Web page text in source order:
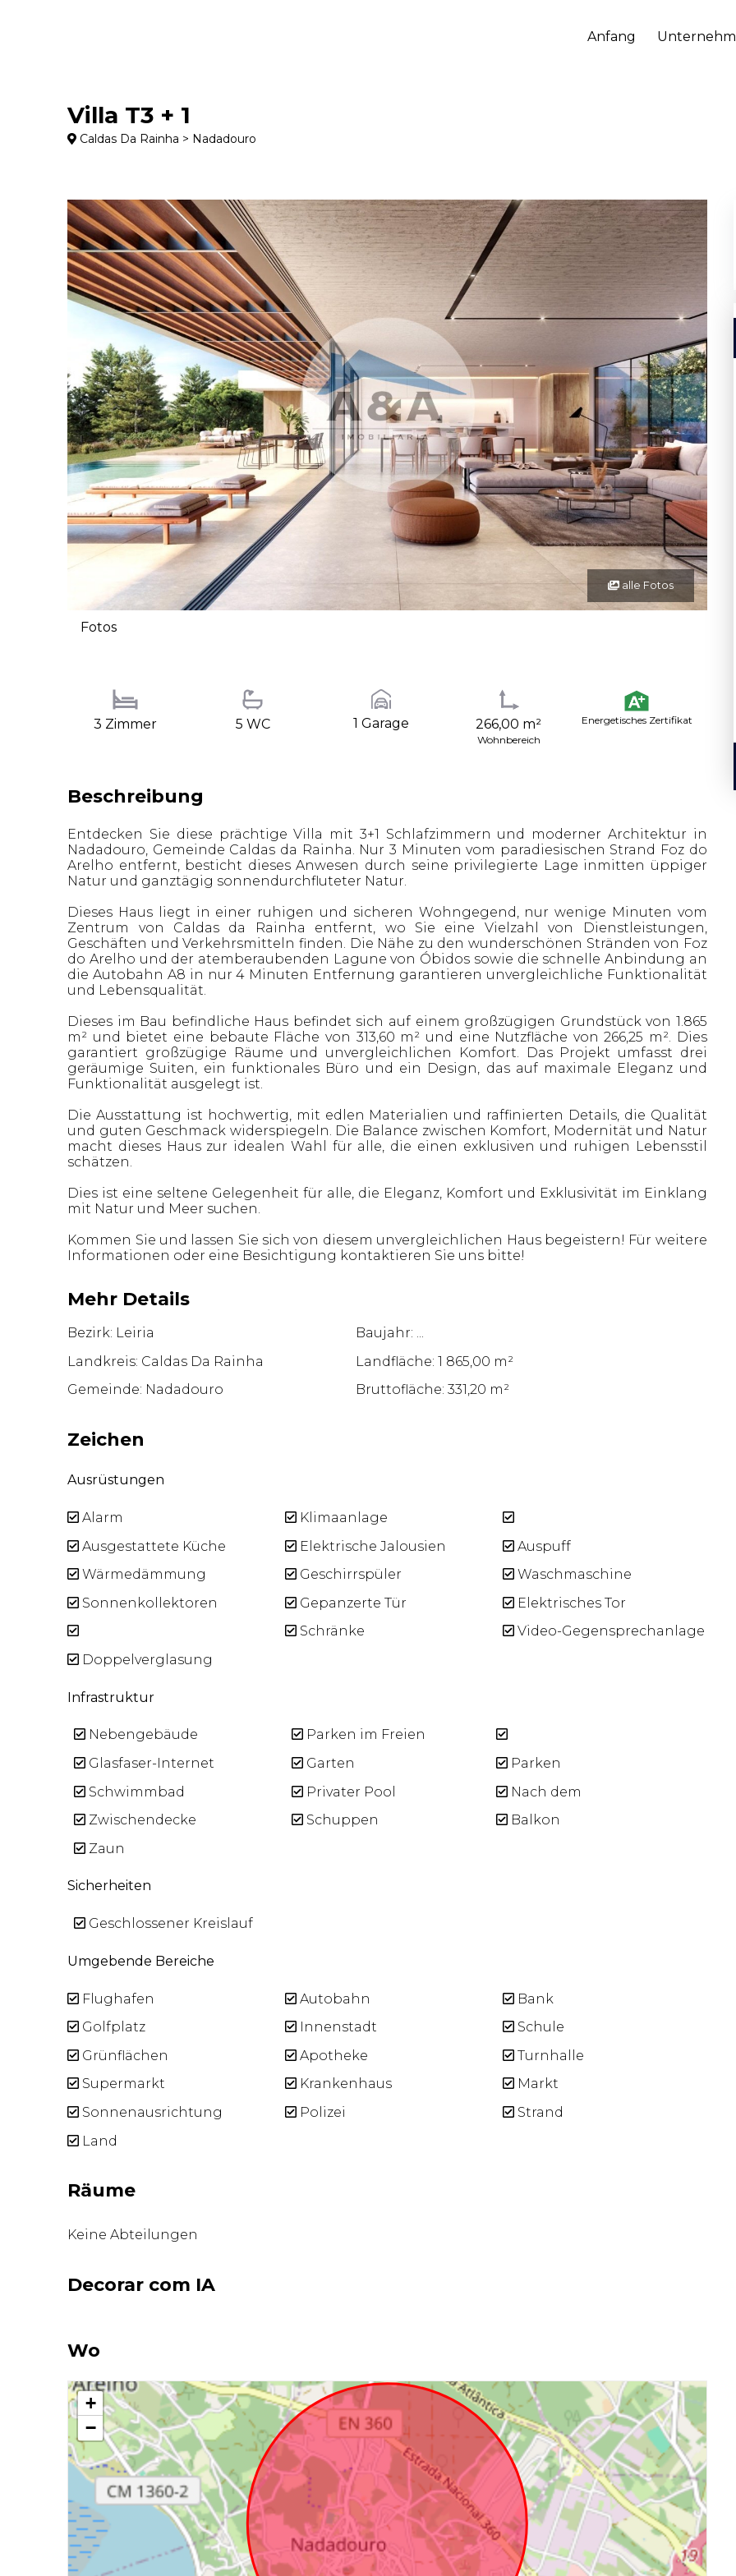
Anfang
Villa T3 + 1
Caldas Da Rainha > Nadadouro
alle Fotos
Fotos
3 Zimmer 5 WC 1 Garage 266,00 m²
Wohnbereich
Energetisches Zertifikat
Beschreibung
Entdecken Sie diese prächtige Villa mit 3+1 Schlafzimmern und moderner Architektur in
Nadadouro, Gemeinde Caldas da Rainha. Nur 3 Minuten vom paradiesischen Strand Foz do
Arelho entfernt, besticht dieses Anwesen durch seine privilegierte Lage inmitten üppiger
Natur und ganztägig sonnendurchfluteter Natur.
Dieses Haus liegt in einer ruhigen und sicheren Wohngegend, nur wenige Minuten vom
Zentrum von Caldas da Rainha entfernt, wo Sie eine Vielzahl von Dienstleistungen,
Geschäften und Verkehrsmitteln finden. Die Nähe zu den wunderschönen Stränden von Foz
do Arelho und der atemberaubenden Lagune von Óbidos sowie die schnelle Anbindung an
die Autobahn A8 in nur 4 Minuten Entfernung garantieren unvergleichliche Funktionalität
und Lebensqualität.
Dieses im Bau befindliche Haus befindet sich auf einem großzügigen Grundstück von 1.865
m² und bietet eine bebaute Fläche von 313,60 m² und eine Nutzfläche von 266,25 m². Dies
garantiert großzügige Räume und unvergleichlichen Komfort. Das Projekt umfasst drei
geräumige Suiten, ein funktionales Büro und ein Design, das auf maximale Eleganz und
Funktionalität ausgelegt ist.
Die Ausstattung ist hochwertig, mit edlen Materialien und raffinierten Details, die Qualität
und guten Geschmack widerspiegeln. Die Balance zwischen Komfort, Modernität und Natur
macht dieses Haus zur idealen Wahl für alle, die einen exklusiven und ruhigen Lebensstil
schätzen.
Dies ist eine seltene Gelegenheit für alle, die Eleganz, Komfort und Exklusivität im Einklang
mit Natur und Meer suchen.
Kommen Sie und lassen Sie sich von diesem unvergleichlichen Haus begeistern! Für weitere
Informationen oder eine Besichtigung kontaktieren Sie uns bitte!
Mehr Details
Bezirk: Leiria
Baujahr: ...
Landkreis: Caldas Da Rainha
Landfläche: 1 865,00 m²
Gemeinde: Nadadouro
Bruttofläche: 331,20 m²
Zeichen
Ausrüstungen
Alarm
Klimaanlage
Ausgestattete Küche
Elektrische Jalousien
Auspuff
Wärmedämmung
Geschirrspüler
Waschmaschine
Sonnenkollektoren
Gepanzerte Tür
Elektrisches Tor
Schränke
Video-Gegensprechanlage
Doppelverglasung
Infrastruktur
Nebengebäude
Parken im Freien
Glasfaser-Internet
Garten
Parken
Schwimmbad
Privater Pool
Nach dem
Zwischendecke
Schuppen
Balkon
Zaun
Sicherheiten
Geschlossener Kreislauf
Umgebende Bereiche
Flughafen Autobahn
Bank
Golfplatz
Innenstadt
Schule
Grünflächen
Apotheke
Turnhalle
Supermarkt
Krankenhaus
Markt
Sonnenausrichtung
Polizei
Strand
Land
Räume
Keine Abteilungen
Decorar com IA
Wo
+
−